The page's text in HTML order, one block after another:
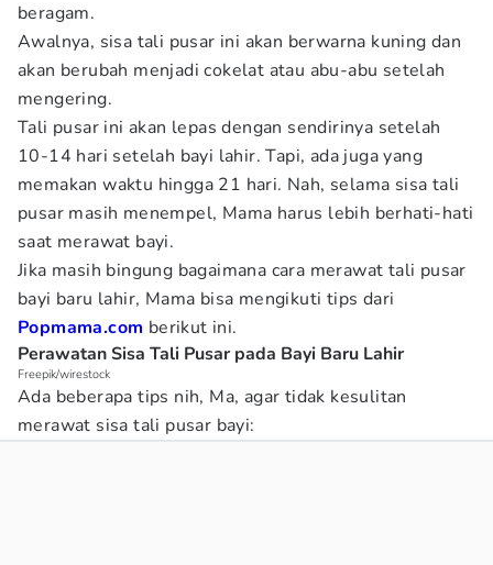
beragam.
Awalnya, sisa tali pusar ini akan berwarna kuning dan
akan berubah menjadi cokelat atau abu-abu setelah
mengering.
Tali pusar ini akan lepas dengan sendirinya setelah
10-14 hari setelah bayi lahir. Tapi, ada juga yang
memakan waktu hingga 21 hari. Nah, selama sisa tali
pusar masih menempel, Mama harus lebih berhati-hati
saat merawat bayi.
Jika masih bingung bagaimana cara merawat tali pusar
bayi baru lahir, Mama bisa mengikuti tips dari
Popmama.com berikut ini.
Perawatan Sisa Tali Pusar pada Bayi Baru Lahir
Freepik/wirestock
Ada beberapa tips nih, Ma, agar tidak kesulitan
merawat sisa tali pusar bayi: